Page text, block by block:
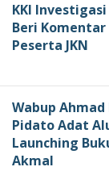
KKI
Beri
Peserta JKN
Wabup Ahmad
Pidato Adat
Launching
Akmal